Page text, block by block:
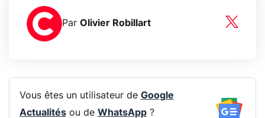
Par Olivier Robillart
Vous êtes un utilisateur de Google
Actualitésou de WhatsApp?